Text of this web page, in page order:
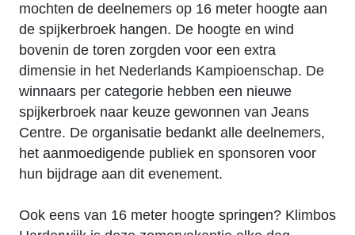
mochten de deelnemers op 16 meter hoogte aan
de spijkerbroek hangen. De hoogte en wind
bovenin de toren zorgden voor een extra
dimensie in het Nederlands Kampioenschap. De
winnaars per categorie hebben een nieuwe
spijkerbroek naar keuze gewonnen van Jeans
Centre. De organisatie bedankt alle deelnemers,
het aanmoedigende publiek en sponsoren voor
hun bijdrage aan dit evenement.
Ook eens van 16 meter hoogte springen? Klimbos